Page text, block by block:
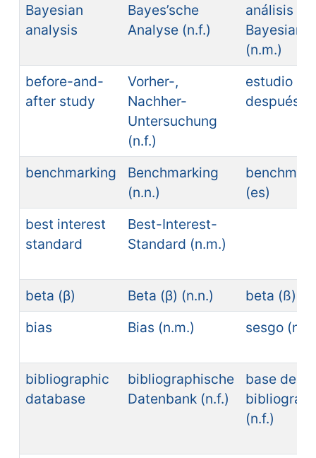
Bayesian
analysis
Bayes’sche
Analyse (n.f.)
análisis
Bayesiano
(n.m.)
before-and-
after study
Vorher-,
Nachher-
Untersuchung
(n.f.)
estudio
después
benchmarking
Benchmarking
(n.n.)
(es)
best interest
standard
Best-Interest-
Standard (n.m.)
beta (β) Beta (β) (n.n.)
beta (ß)
bias
Bias (n.m.) sesgo
bibliographic
database
bibliographische
Datenbank (n.f.)
base de
(n.f.)